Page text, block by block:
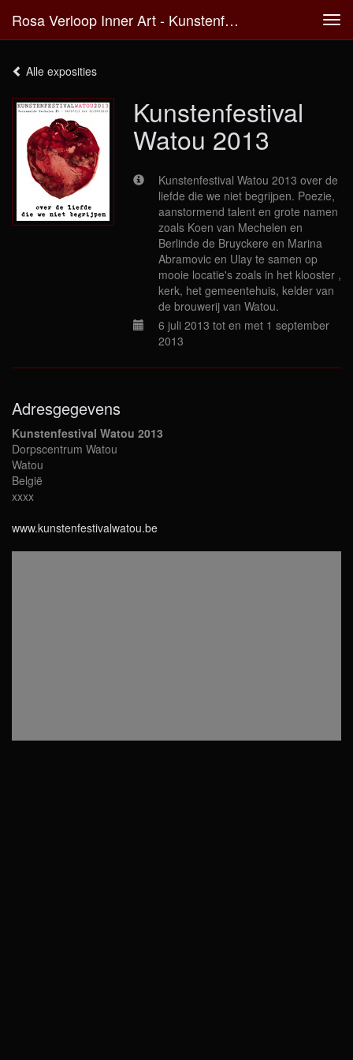
Rosa Verloop Inner Art - Kunstenfestival Watou 2013
Alle exposities
Kunstenfestival
Watou 2013
Kunstenfestival Watou 2013 over de
liefde die we niet begrijpen. Poezie,
aanstormend talent en grote namen
zoals Koen van Mechelen en
Berlinde de Bruyckere en Marina
Abramovic en Ulay te samen op
mooie locatie's zoals in het klooster ,
kerk, het gemeentehuis, kelder van
de brouwerij van Watou.
6 juli 2013 tot en met 1 september
2013
Adresgegevens
Kunstenfestival Watou 2013
Dorpscentrum Watou
Watou
België
xxxx
www.kunstenfestivalwatou.be